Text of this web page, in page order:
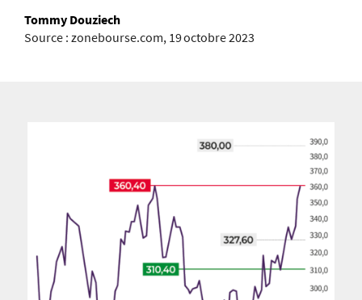
Tommy Douziech
Source : zonebourse.com, 19 octobre 2023